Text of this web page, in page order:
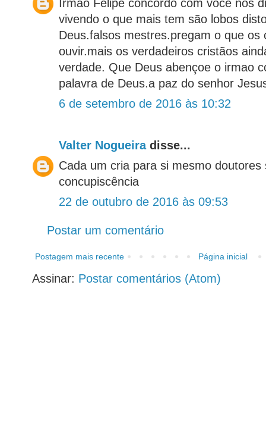
Irmao Felipe concordo com você nos
vivendo o que mais tem são lobos
Deus.falsos mestres.pregam o que os
ouvir.mais os verdadeiros cristãos
verdade. Que Deus abençoe o irmao
palavra de Deus.a paz do senhor
6 de setembro de 2016 às 10:32
Valter Nogueiradisse...
Cada um cria para si mesmo
concupiscência
22 de outubro de 2016 às 09:53
Postar um comentário
Postagem mais recente Página inicial
Assinar: Postar comentários (Atom)